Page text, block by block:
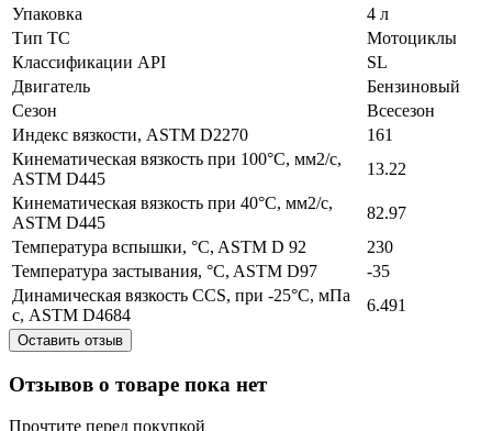
Упаковка
4 л
Тип ТС
Мотоциклы
Классификации API
SL
Двигатель
Бензиновый
Сезон
Всесезон
Индекс вязкости, ASTM D2270
161
Кинематическая вязкость при 100°C, мм2/с,
ASTM D445
13.22
Кинематическая вязкость при 40°C, мм2/с,
ASTM D445
82.97
Температура вспышки, °C, ASTM D 92
230
Температура застывания, °C, ASTM D97
-35
Динамическая вязкость ССS, при -25°С, мПа
с, ASTM D4684
6.491
Оставить отзыв
Отзывов о товаре пока нет
Прочтите перед покупкой